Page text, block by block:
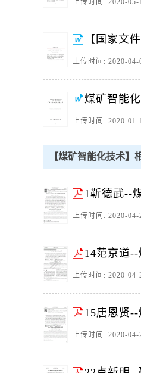
10、 第 卷第 期煤炭科学技
煤矿智 能化创新联盟理事
11、 第 卷第 期煤炭科学技
12、 第 卷 第 期 煤 炭 科 学
上传时间: 2020-
【国家文
上传时间: 2020-
煤矿智能
上传时间: 2020-
【煤矿智能化技术】
1靳德武--
上传时间: 2020-
14范京道
上传时间: 2020-
15唐恩贤--
上传时间: 2020-